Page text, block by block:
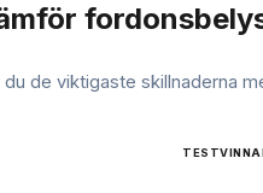
de viktigaste skillnaderna